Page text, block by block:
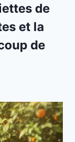
de
et la
de